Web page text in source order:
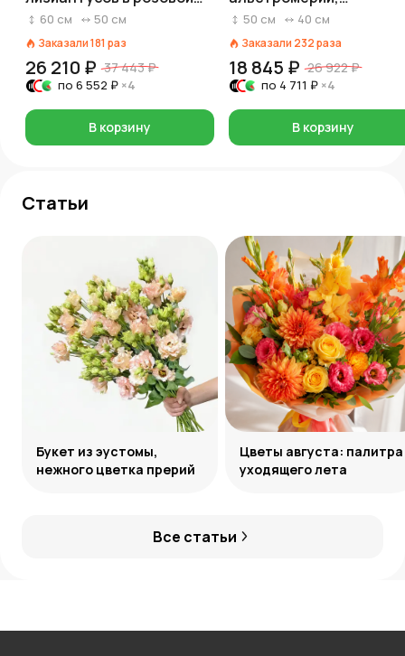
пленке
60 см 50 см
Заказали181 раз
26 210 ₽ 37 443 ₽
по 6 552 ₽ ×4
В корзину
лизиантусов в розовой
50 см 40 см
Заказали 232раза
18 845 ₽ 26 922 ₽
по 4 711 ₽ ×4
В корзину
Статьи
Все статьи
Букет из эустомы,
нежного цветка прерий
Цветы августа: палитра
уходящего лета